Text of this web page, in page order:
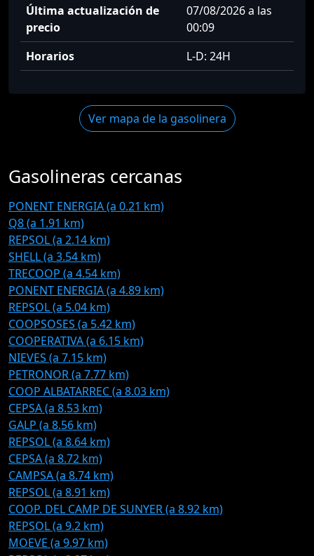
Última actualización de
precio
07/08/2026 a las
00:09
Horarios
L-D: 24H
Ver mapa de la gasolinera
Gasolineras cercanas
PONENT ENERGIA (a 0.21 km)
Q8 (a 1.91 km)
REPSOL (a 2.14 km)
SHELL (a 3.54 km)
TRECOOP (a 4.54 km)
PONENT ENERGIA (a 4.89 km)
REPSOL (a 5.04 km)
COOPSOSES (a 5.42 km)
COOPERATIVA (a 6.15 km)
NIEVES (a 7.15 km)
PETRONOR (a 7.77 km)
COOP ALBATARREC (a 8.03 km)
CEPSA (a 8.53 km)
GALP (a 8.56 km)
REPSOL (a 8.64 km)
CEPSA (a 8.72 km)
CAMPSA (a 8.74 km)
REPSOL (a 8.91 km)
COOP. DEL CAMP DE SUNYER (a 8.92 km)
REPSOL (a 9.2 km)
MOEVE (a 9.97 km)